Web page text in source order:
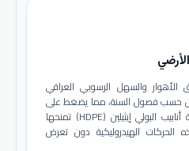
الأهوار والسهل الرسوبي العراقي
حسب فصول السنة، مما يضغط على
شبكات الأنابيب المدفونة. مرونة أنابيب البولي إيثيلين (HDPE) تمنحها
الهيدروليكية دون تعرض